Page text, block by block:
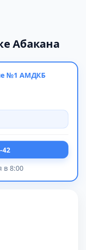
Абакана
№1 АМДКБ
42
в 8:00